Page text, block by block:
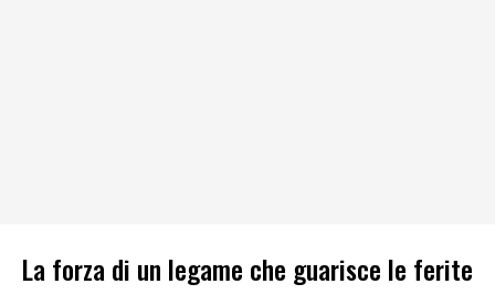
La forza di un legame che guarisce le ferite